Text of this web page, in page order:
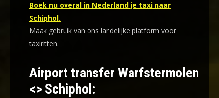
Boek nu overal in Nederland je taxi naar
Schiphol.
Maak gebruik van ons landelijke platform voor
taxiritten.
Airport transfer Warfstermolen
<> Schiphol: